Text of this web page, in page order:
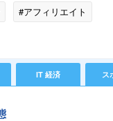
#アフィリエイト
IT 経済 ス